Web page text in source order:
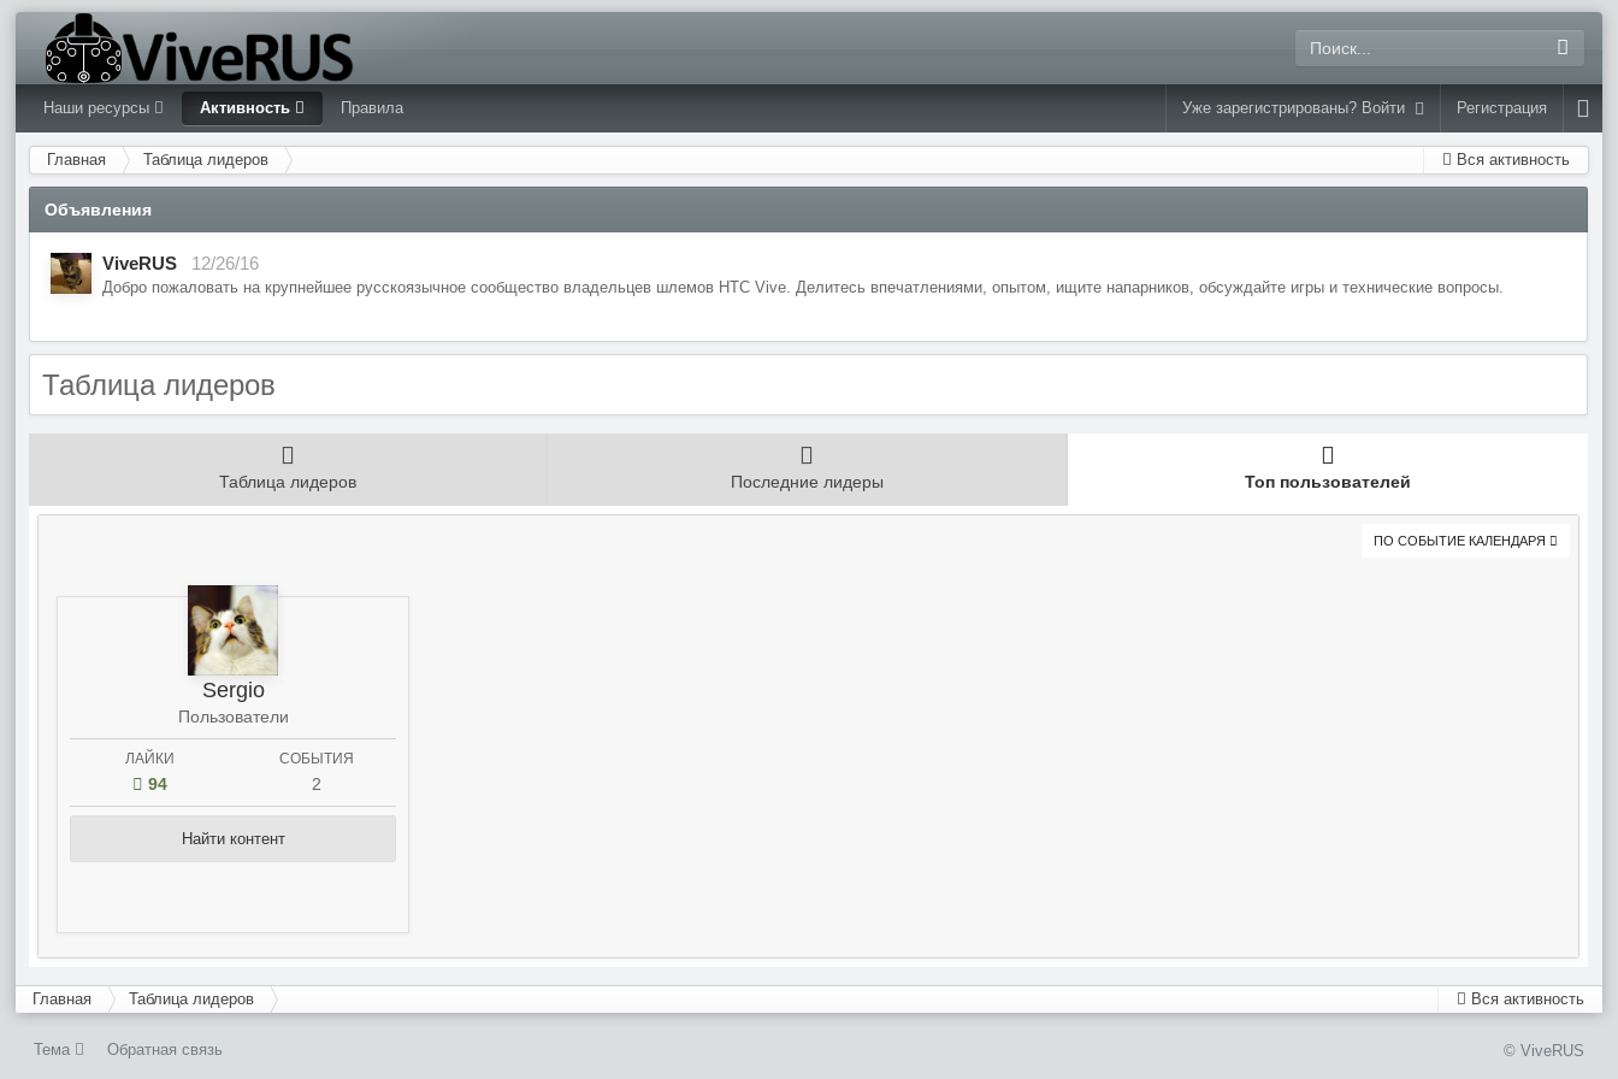
Наши ресурсы Активность Правила Уже зарегистрированы? Войти Регистрация
Вся активность
Главная Таблица лидеров
Объявления
ViveRUS 12/26/16
Добро пожаловать на крупнейшее русскоязычное сообщество владельцев шлемов HTC Vive. Делитесь впечатлениями, опытом, ищите напарников, обсуждайте игры и технические вопросы.
Таблица лидеров
Таблица лидеров Последние лидеры Топ пользователей
ПО СОБЫТИЕ КАЛЕНДАРЯ
Sergio
Пользователи
ЛАЙКИ
94
СОБЫТИЯ
2
Найти контент
Вся активность
Главная Таблица лидеров
Тема Обратная связь © ViveRUS